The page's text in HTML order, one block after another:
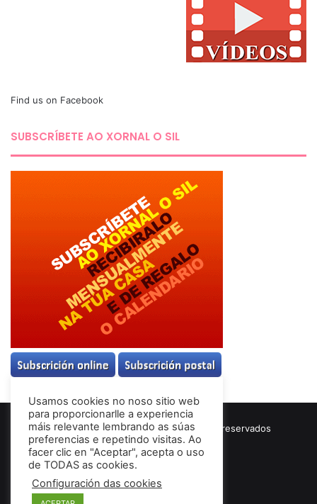
Find us on Facebook
SUBSCRÍBETE AO XORNAL O SIL
© Copyright 2026, Todos los derechos reservados
Términos & Condiciones
Usamos cookies no noso sitio web
para proporcionarlle a experiencia
máis relevante lembrando as súas
preferencias e repetindo visitas. Ao
facer clic en "Aceptar", acepta o uso
de TODAS as cookies.
Configuración das cookies